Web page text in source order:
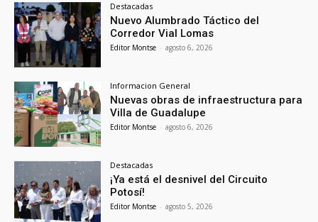
Destacadas
Nuevo Alumbrado Táctico del
Corredor Vial Lomas
Editor Montse - agosto 6, 2026
Informacion General
Nuevas obras de infraestructura para
Villa de Guadalupe
Editor Montse - agosto 6, 2026
Destacadas
¡Ya está el desnivel del Circuito
Potosí!
Editor Montse - agosto 5, 2026